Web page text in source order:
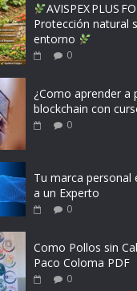
AVISPEX PLUS
Protección natural
entorno
0
¿Como aprender a
blockchain con
0
Tu marca personal
a un Experto
0
Como Pollos sin
Paco Coloma PDF
0